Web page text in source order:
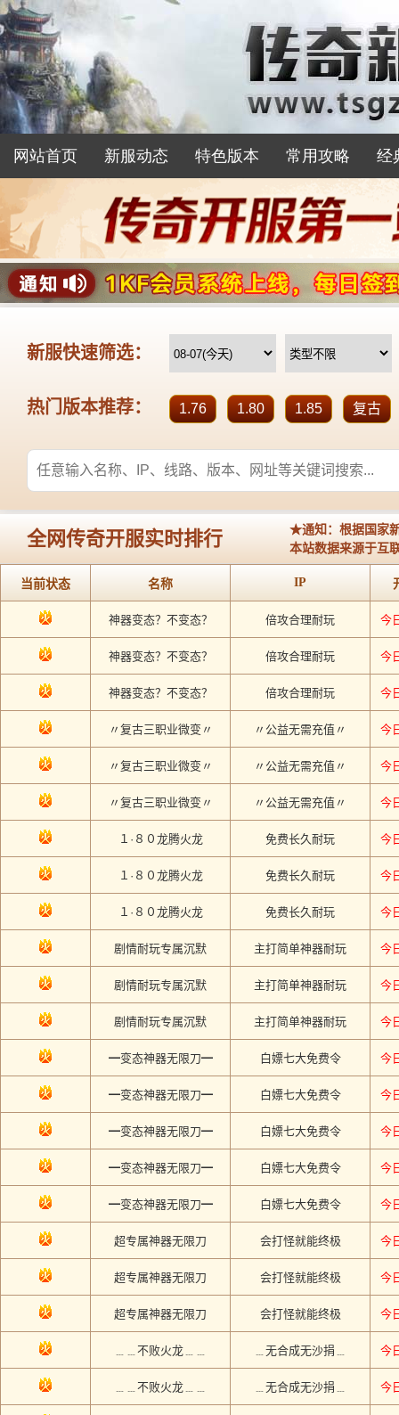
网站首页 新服动态 特色版本 常用攻略 经